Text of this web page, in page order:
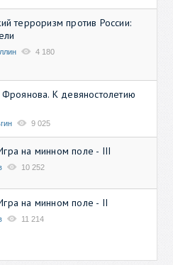
терроризм против России:
4 180
К девяностолетию
9 025
на минном поле - III
10 252
на минном поле - II
11 214